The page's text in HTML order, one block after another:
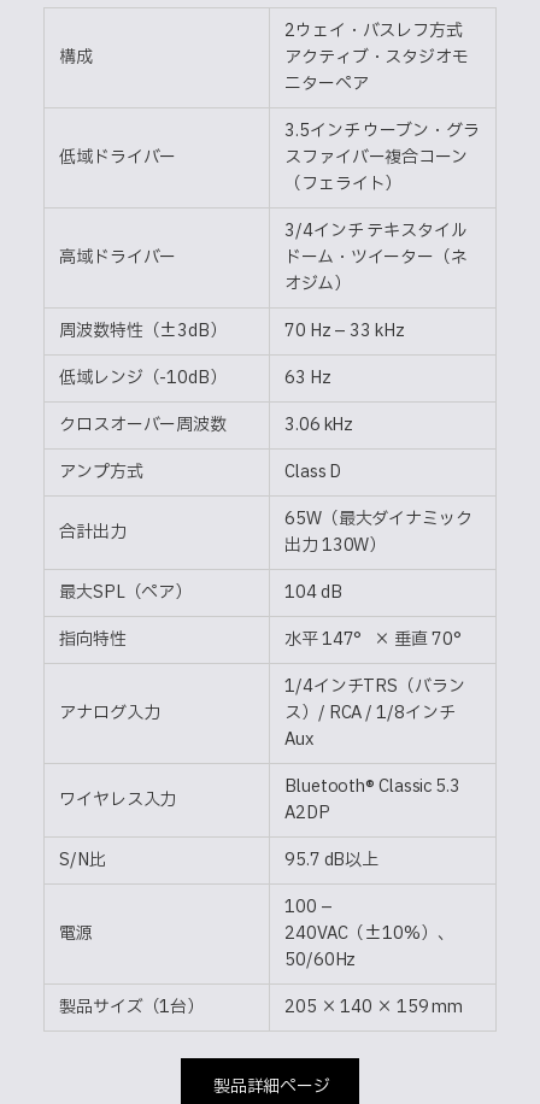
構成
2ウェイ・バスレフ方式
アクティブ・スタジオモ
ニターペア
低域ドライバー
3.5インチ ウーブン・グラ
スファイバー複合コーン
（フェライト）
高域ドライバー
3/4インチ テキスタイル
ドーム・ツイーター（ネ
オジム）
周波数特性（±3dB）
70 Hz – 33 kHz
低域レンジ（-10dB）
63 Hz
クロスオーバー周波数
3.06 kHz
アンプ方式
Class D
合計出力
65W（最大ダイナミック
出力 130W）
最大SPL（ペア）
104 dB
指向特性
水平 147° × 垂直 70°
アナログ入力
1/4インチTRS（バラン
ス）/ RCA / 1/8インチ
Aux
ワイヤレス入力
Bluetooth® Classic 5.3
A2DP
S/N比
95.7 dB以上
電源
100 –
240VAC（±10%）、
50/60Hz
製品サイズ（1台）
205 × 140 × 159 mm
製品詳細ページ